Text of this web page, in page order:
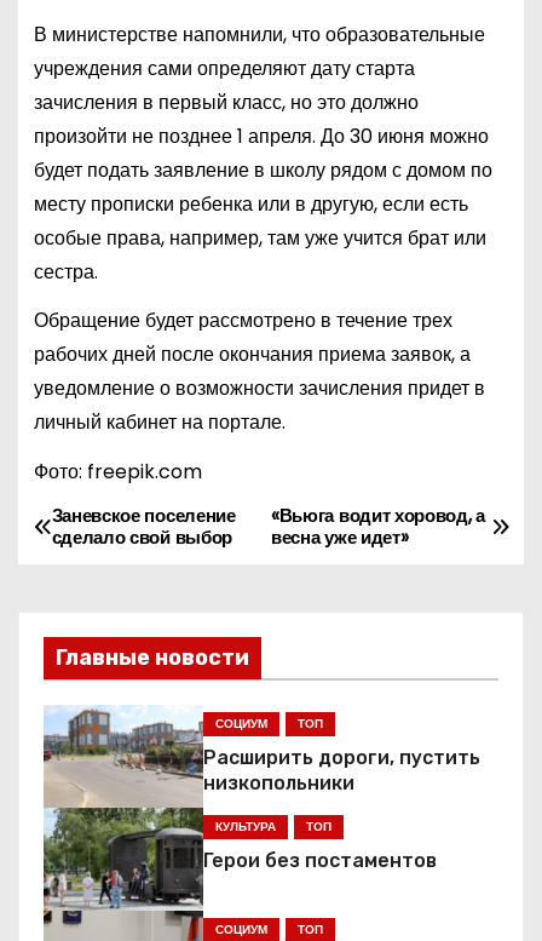
В министерстве напомнили, что образовательные
учреждения сами определяют дату старта
зачисления в первый класс, но это должно
произойти не позднее 1 апреля. До 30 июня можно
будет подать заявление в школу рядом с домом по
месту прописки ребенка или в другую, если есть
особые права, например, там уже учится брат или
сестра.
Обращение будет рассмотрено в течение трех
рабочих дней после окончания приема заявок, а
уведомление о возможности зачисления придет в
личный кабинет на портале.
Фото: freepik.com
Н
в
и
г
а
ц
и
«Вьюга водит хоровод, а
весна уже идет»
Заневское поселение
сделало свой выбор
Главные новости
СОЦИУМ ТОП
Расширить дороги, пустить
низкопольники
КУЛЬТУРА ТОП
Герои без постаментов
СОЦИУМ ТОП